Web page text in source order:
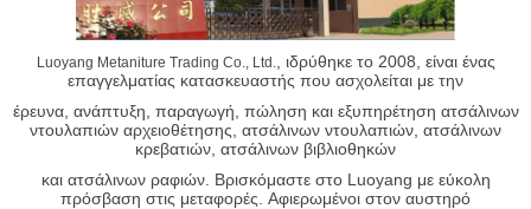
Luoyang Metaniture Trading Co., Ltd.
, ιδρύθηκε το 2008, είναι ένας
επαγγελματίας κατασκευαστής που ασχολείται με την
έρευνα, ανάπτυξη, παραγωγή, πώληση και εξυπηρέτηση ατσάλινων
ντουλαπιών αρχειοθέτησης, ατσάλινων ντουλαπιών, ατσάλινων
κρεβατιών, ατσάλινων βιβλιοθηκών
και ατσάλινων ραφιών. Βρισκόμαστε στο Luoyang με εύκολη
πρόσβαση στις μεταφορές. Αφιερωμένοι στον αυστηρό